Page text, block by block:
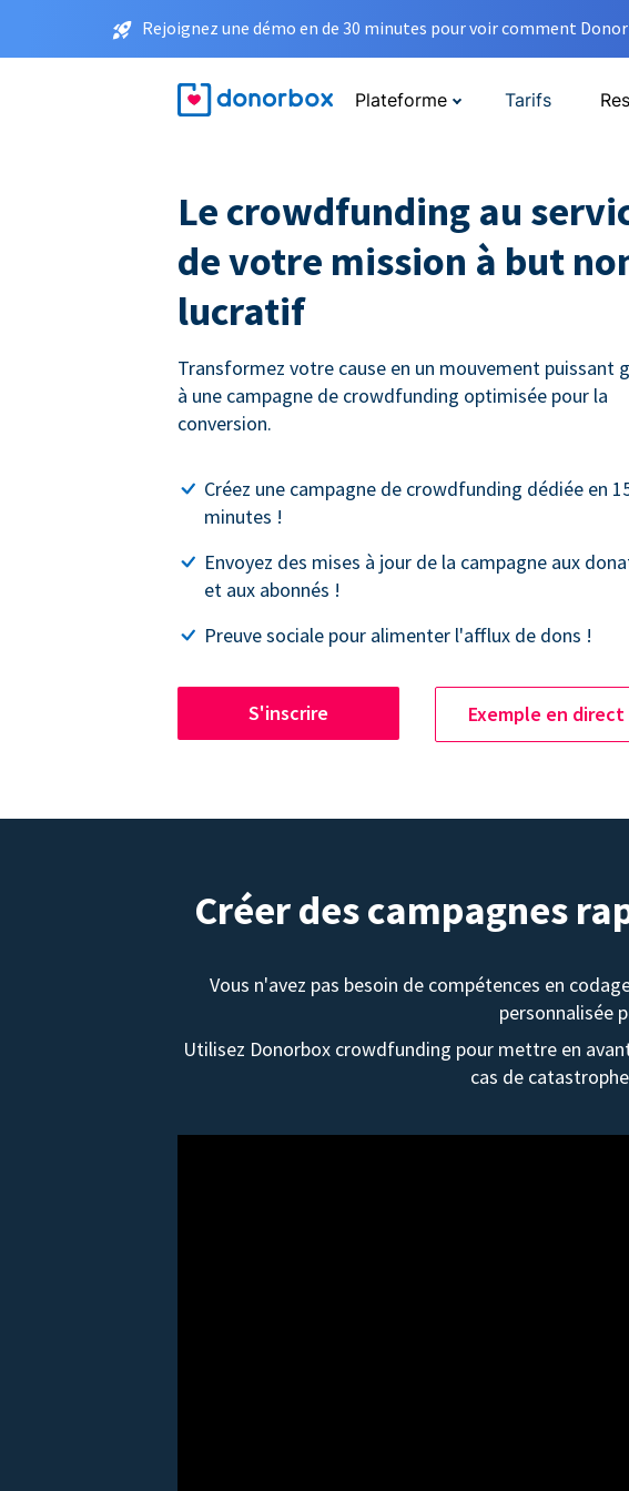
Rejoignez une démo en de 30 minutes pour voir comment
Plateforme Tarifs
Le crowdfunding au
de votre mission à but
lucratif
Transformez votre cause en un mouvement puissant
à une campagne de crowdfunding optimisée pour la
conversion.
Créez une campagne de crowdfunding dédiée en
minutes !
Envoyez des mises à jour de la campagne aux
et aux abonnés !
Preuve sociale pour alimenter l'afflux de dons !
S'inscrire Exemple en direct
Créer des campagnes
Vous n'avez pas besoin de compétences en
personnalisée
Utilisez Donorbox crowdfunding pour mettre en
cas de